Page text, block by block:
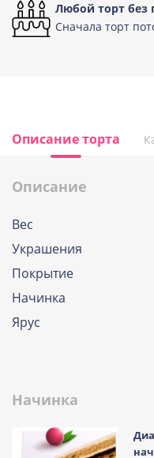
Любой торт без
Сначала торт
Описание торта
Описание
Вес
Украшения
Покрытие
Начинка
Ярус
Начинка